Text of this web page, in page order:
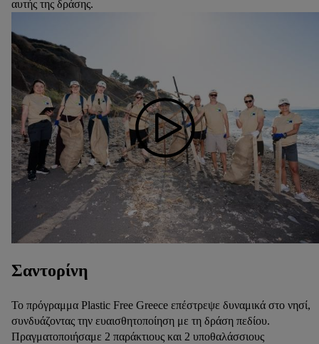
αυτής της δράσης.
Σαντορίνη
Το πρόγραμμα Plastic Free Greece επέστρεψε δυναμικά στο νησί,
συνδυάζοντας την ευαισθητοποίηση με τη δράση πεδίου.
Πραγματοποιήσαμε 2 παράκτιους και 2 υποθαλάσσιους